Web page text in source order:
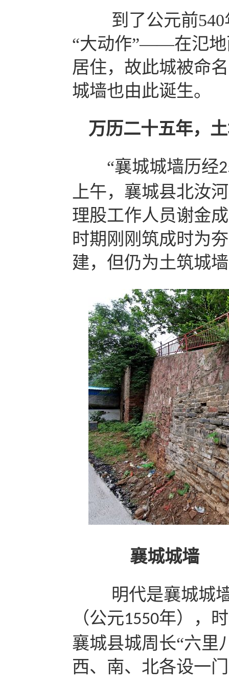
到了公元前540
“大动作”——在氾地
居住，故此城被命
城墙也由此诞生。
万历二十五年，
“襄城城墙历经
上午，襄城县北汝
理股工作人员谢金
时期刚刚筑成时为
建，但仍为土筑城
襄城城墙
明代是襄城城
（公元1550年），
襄城县城周长“六里
西、南、北各设一